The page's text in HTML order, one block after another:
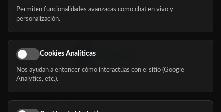
Nosotros
Síguenos
Permiten funcionalidades avanzadas como chat en vivo y
personalización.
Cookies Analíticas
Nos ayudan a entender cómo interactúas con el sitio (Google
Analytics, etc.).